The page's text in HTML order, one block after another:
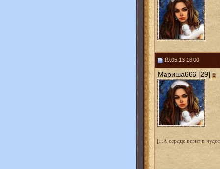
19.05.13 16:00
Мариша666 [29]
[...А сердце верит в